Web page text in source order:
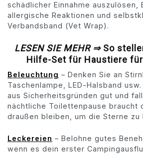
schädlicher Einnahme auszulösen,
allergische Reaktionen und
Verbandsband (Vet Wrap).
LESEN SIE MEHR ⇒So
Hilfe-Set für Haustiere
Beleuchtung – Denken Sie an
Taschenlampe, LED-Halsband
aus Sicherheitsgründen gut und
nächtliche Toilettenpause braucht
draußen bleiben, um die Sterne zu
Leckereien – Belohne gutes
wenn es dein erster